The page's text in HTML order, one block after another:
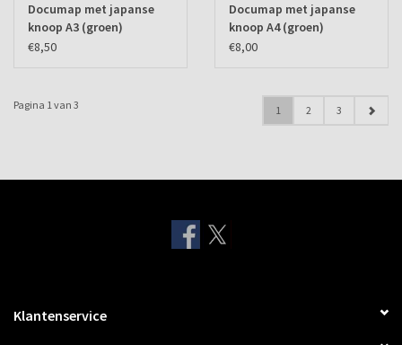
Documap met japanse
knoop A3 (groen)
€8,50
Documap met japanse
knoop A4 (groen)
€8,00
Pagina 1 van 3 1 2 3
Klantenservice